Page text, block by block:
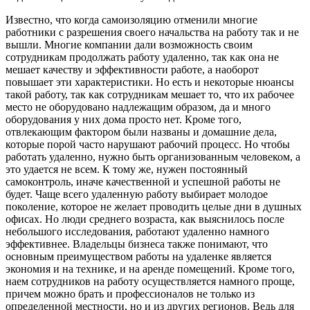
Известно, что когда самоизоляцию отменили многие
работники с разрешения своего начальства на работу так и не
вышли. Многие компании дали возможность своим
сотрудникам продолжать работу удаленно, так как она не
мешает качеству и эффективности работе, а наоборот
повышает эти характеристики. Но есть и некоторые нюансы
такой работу, так как сотрудникам мешает то, что их рабочее
место не оборудовано надлежащим образом, да и много
оборудования у них дома просто нет. Кроме того,
отвлекающим фактором были названы и домашние дела,
которые порой часто нарушают рабочий процесс. Но чтобы
работать удаленно, нужно быть организованным человеком, а
это удается не всем. К тому же, нужен постоянный
самоконтроль, иначе качественной и успешной работы не
будет. Чаще всего удаленную работу выбирает молодое
поколение, которое не желает проводить целые дни в душных
офисах. Но люди среднего возраста, как выяснилось после
небольшого исследования, работают удаленно намного
эффективнее. Владельцы бизнеса также понимают, что
основным преимуществом работы на удаленке является
экономия и на технике, и на аренде помещений. Кроме того,
наем сотрудников на работу осуществляется намного проще,
причем можно брать и профессионалов не только из
определенной местности, но и из других регионов. Ведь для